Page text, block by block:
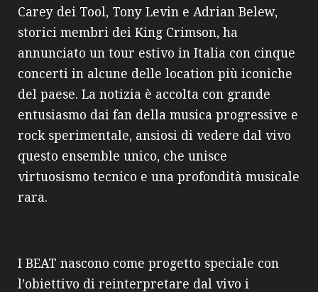
Carey dei Tool, Tony Levin e Adrian Belew,
storici membri dei King Crimson, ha
annunciato un tour estivo in Italia con cinque
concerti in alcune delle location più iconiche
del paese. La notizia è accolta con grande
entusiasmo dai fan della musica progressive e
rock sperimentale, ansiosi di vedere dal vivo
questo ensemble unico, che unisce
virtuosismo tecnico e una profondità musicale
rara.
I BEAT nascono come progetto speciale con
l’obiettivo di reinterpretare dal vivo i